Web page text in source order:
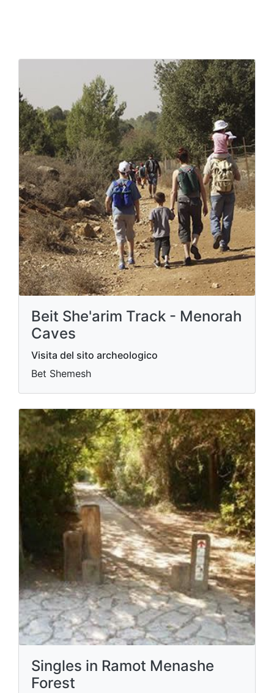
Beit She'arim Track - Menorah
Caves
Visita del sito archeologico
Bet Shemesh
Singles in Ramot Menashe
Forest